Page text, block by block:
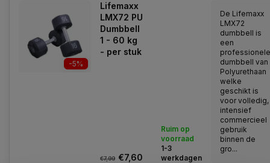
-5%
Lifemaxx
LMX72 PU
Dumbbell
1 - 60 kg
- per stuk
€7,99 €7,60
Ruim op
voorraad
1-3
werkdagen
De Lifemaxx
LMX72
dumbbell is
een
professionele
dumbbell van
Polyurethaan
welke
geschikt is
voor volledig,
intensief
commercieel
gebruik
binnen de
gro...